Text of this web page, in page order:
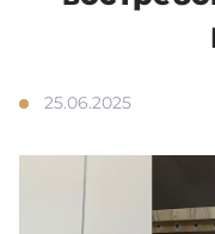
Новости
25.06.2025